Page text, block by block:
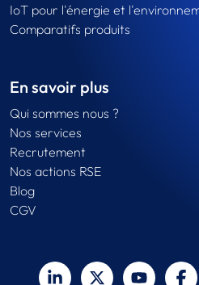
IoT pour l'énergie et
Comparatifs produits
En savoir plus
Qui sommes nous ?
Nos services
Recrutement
Nos actions RSE
Blog
CGV